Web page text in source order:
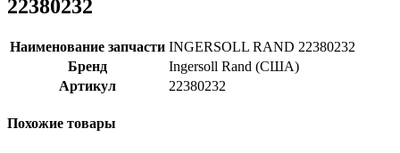
22380232
Наименование запчасти INGERSOLL RAND 22380232
Бренд
Ingersoll Rand (США)
Артикул
22380232
Похожие товары